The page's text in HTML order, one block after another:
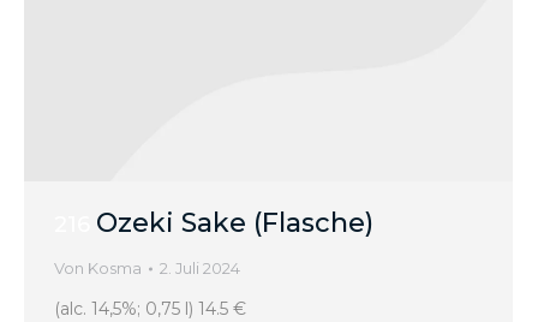
Ozeki Sake (Flasche)
Von Kosma 2. Juli 2024
(alc. 14,5%; 0,75 l) 14.5 €